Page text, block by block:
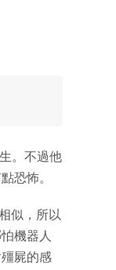
。不過他
恐怖。
似，所以
機器人
屍的感